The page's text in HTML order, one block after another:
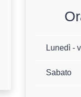
Lunedì -
Sabato